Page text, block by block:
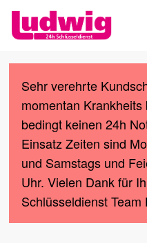
Skip
content
Sehr verehrte
momentan
bedingt keinen 24h
Einsatz Zeiten sind
und Samstags und
Uhr. Vielen Dank für
Schlüsseldienst Team